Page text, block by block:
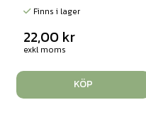
Finns i lager
22,00 kr
exkl moms
KÖP